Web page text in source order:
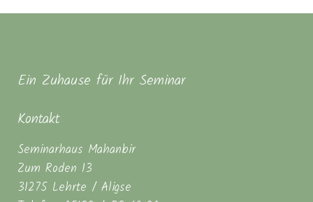
Ein Zuhause für Ihr Seminar
Kontakt
Seminarhaus Mahanbir
Zum Roden 13
31275 Lehrte / Aligse